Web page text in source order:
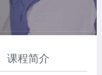
课程简介